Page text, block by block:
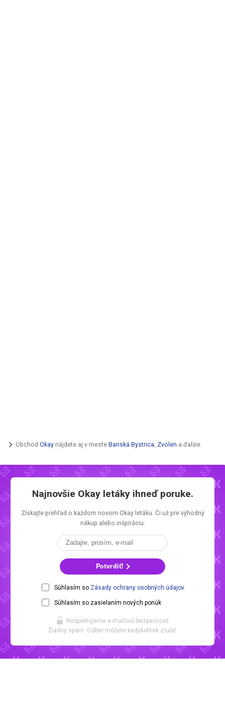
Obchod Okay nájdete aj v meste Banská Bystrica Zvolen a ďalšie.
Najnovšie Okay letákyihneď poruke.
Získajte prehľad o každom novom Okay letáku. Či už pre výhodný
nákup alebo inšpiráciu.
Potvrdiť!
Súhlasím so Zásady ochrany osobných údajov
Súhlasím so zasielaním nových ponúk
Rešpektujeme e-mailovú bezpečnosť.
Žiadny spam. Odber môžete kedykoľvek zrušiť.